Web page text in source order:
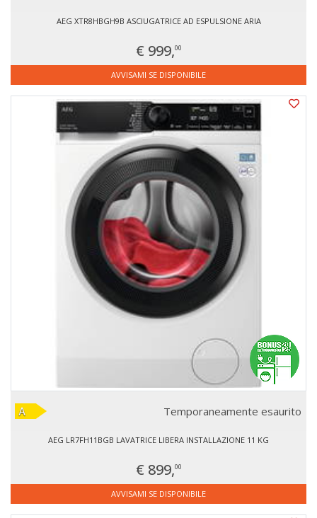
AEG XTR8HBGH9B ASCIUGATRICE AD ESPULSIONE ARIA
€ 999,00
AVVISAMI SE DISPONIBILE
Temporaneamente esaurito
AEG LR7FH11BGB LAVATRICE LIBERA INSTALLAZIONE 11 KG
€ 899,00
AVVISAMI SE DISPONIBILE